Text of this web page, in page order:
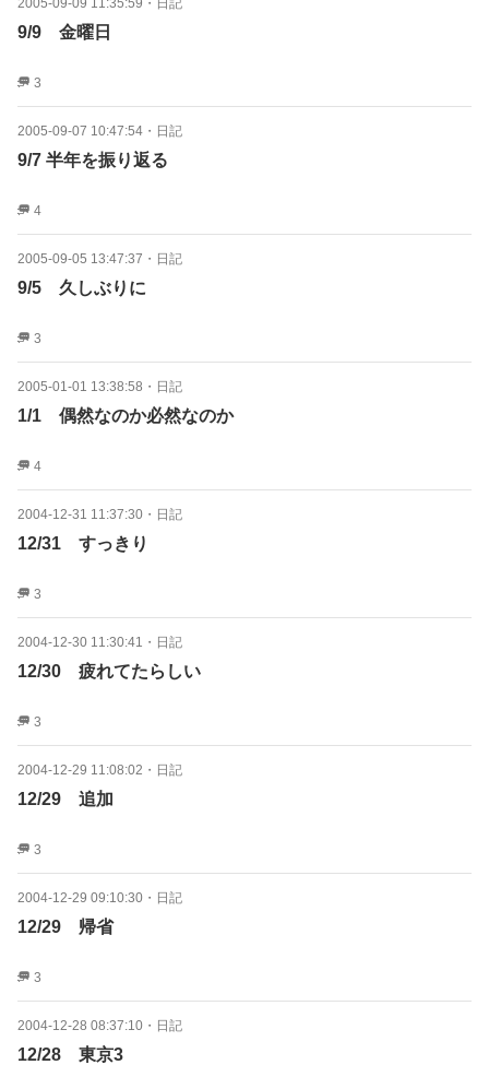
2005-09-09 11:35:59 ・ 日記
9/9 金曜日
3
2005-09-07 10:47:54 ・ 日記
9/7 半年を振り返る
4
2005-09-05 13:47:37 ・ 日記
9/5 久しぶりに
3
2005-01-01 13:38:58 ・ 日記
1/1 偶然なのか必然なのか
4
2004-12-31 11:37:30 ・ 日記
12/31 すっきり
3
2004-12-30 11:30:41 ・ 日記
12/30 疲れてたらしい
3
2004-12-29 11:08:02 ・ 日記
12/29 追加
3
2004-12-29 09:10:30 ・ 日記
12/29 帰省
3
2004-12-28 08:37:10 ・ 日記
12/28 東京3